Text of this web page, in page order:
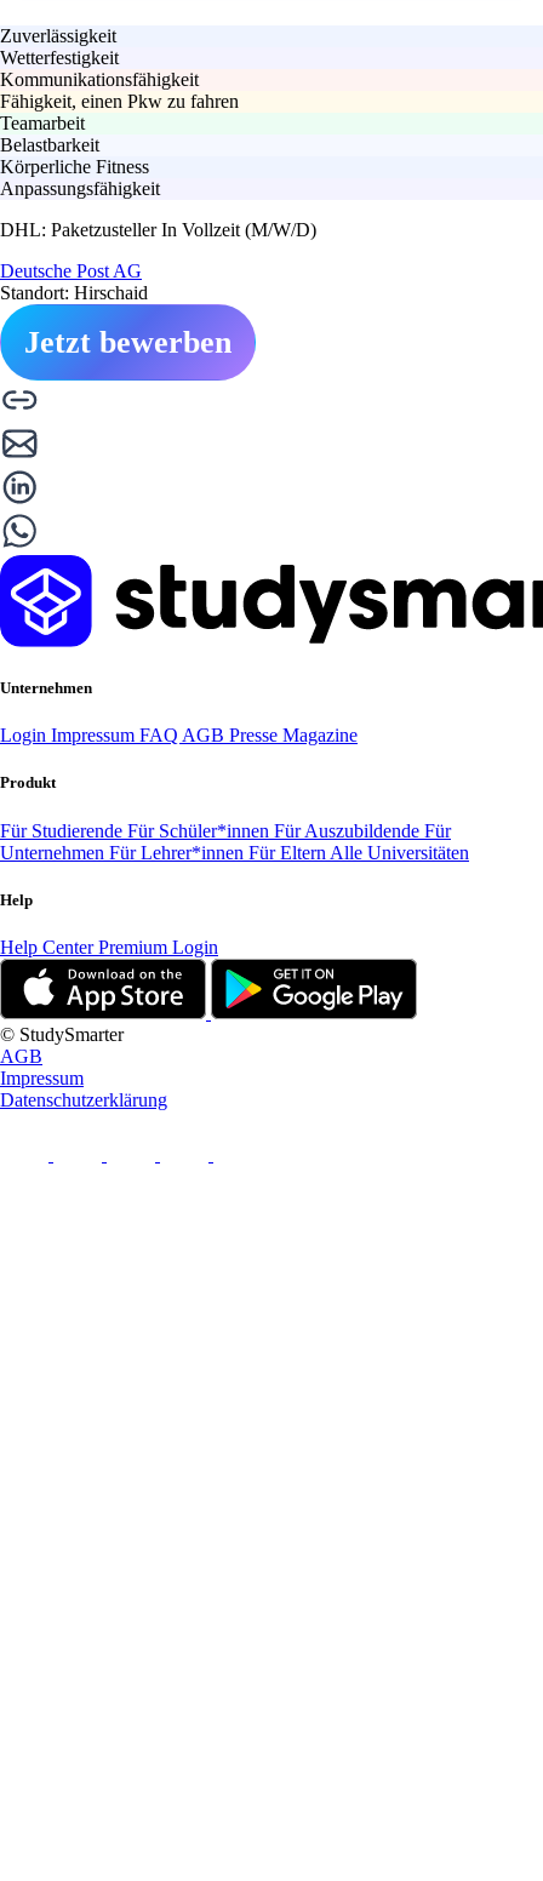
Zuverlässigkeit
Wetterfestigkeit
Kommunikationsfähigkeit
Fähigkeit, einen Pkw zu fahren
Teamarbeit
Belastbarkeit
Körperliche Fitness
Anpassungsfähigkeit
DHL: Paketzusteller In Vollzeit (M/W/D)
Deutsche Post AG
Standort: Hirschaid
Jetzt bewerben
Unternehmen
Login Impressum FAQ AGB Presse Magazine
Produkt
Für Studierende Für Schüler*innen Für Auszubildende Für
Unternehmen Für Lehrer*innen Für Eltern Alle Universitäten
Help
Help CenterPremium Login
© StudySmarter
AGB
Impressum
Datenschutzerklärung